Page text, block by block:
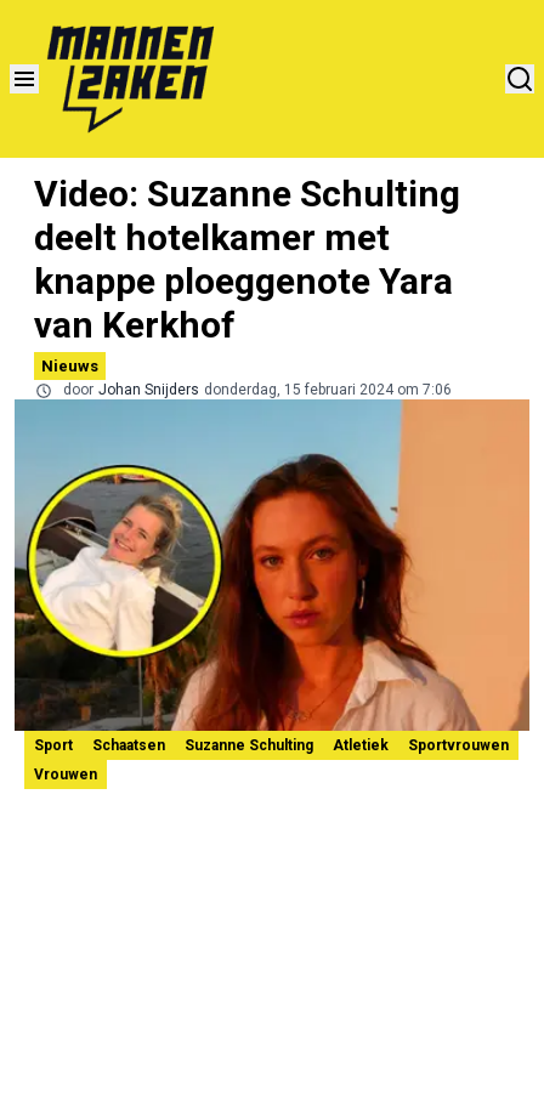
Video: Suzanne Schulting
deelt hotelkamer met
knappe ploeggenote Yara
van Kerkhof
Nieuws
door Johan Snijders donderdag, 15 februari 2024 om 7:06
Sport Schaatsen Suzanne Schulting Atletiek
Sportvrouwen
Vrouwen